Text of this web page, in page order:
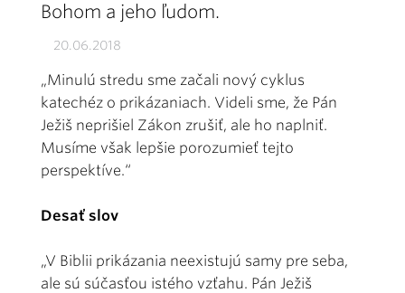
Bohom a jeho ľudom.
20.06.2018
„Minulú stredu sme začali nový cyklus
katechéz o prikázaniach. Videli sme, že Pán
Ježiš neprišiel Zákon zrušiť, ale ho naplniť.
Musíme však lepšie porozumieť tejto
perspektíve.“
Desať slov
„V Biblii prikázania neexistujú samy pre seba,
ale sú súčasťou istého vzťahu. Pán Ježiš